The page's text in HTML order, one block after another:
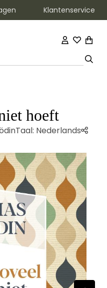
Klantenservice
hoeft
Taal: Nederlands